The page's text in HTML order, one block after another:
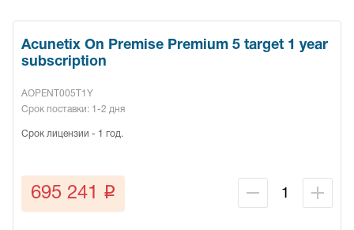
Acunetix On Premise Premium 5 target 1 year
subscription
AOPENT005T1Y
Срок поставки: 1-2 дня
Срок лицензии - 1 год.
695 241 q